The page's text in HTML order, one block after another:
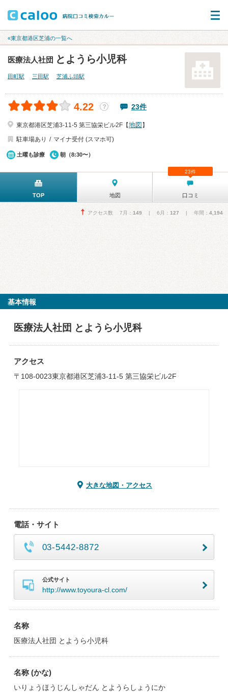
«東京都港区芝浦の一覧へ
医療法人社団 とようら小児科
田町駅 三田駅 芝浦ふ頭駅
4.22 ？ 23件
東京都港区芝浦3-11-5 第三協栄ビル2F【地図 】
駐車場あり
マイナ受付 (スマホ可)
土曜も診療 朝（8:30〜）
TOP 地図 口コミ
23件
アクセス数 7月： 149 | 6月： 127 | 年間： 4,194
基本情報
医療法人社団 とようら小児科
アクセス
〒108-0023東京都港区芝浦3-11-5 第三協栄ビル2F
大きな地図・アクセス
電話・サイト
03-5442-8872
公式サイト
http://www.toyoura-cl.com/
名称
医療法人社団 とようら小児科
名称 (かな)
いりょうほうじんしゃだん とようらしょうにか